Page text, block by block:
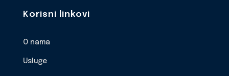
Korisni linkovi
O nama
Usluge